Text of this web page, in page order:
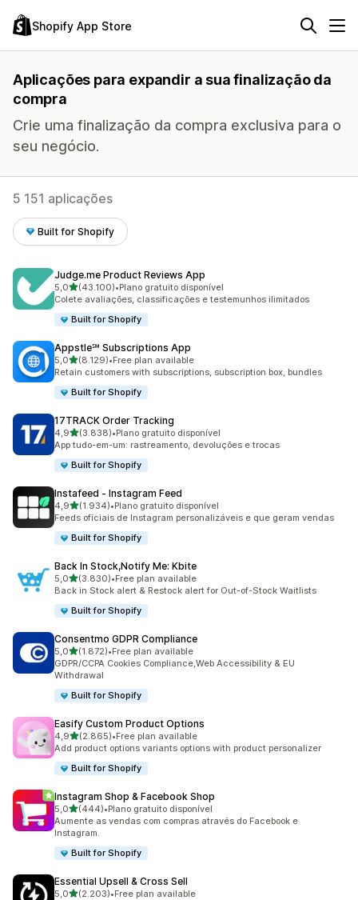
Shopify App Store
Aplicações para expandir a sua finalização da
compra
Crie uma finalização da compra exclusiva para o
seu negócio.
5 151 aplicações
Built for Shopify
Judge.me Product Reviews App
5,0de 5 estrelas
(43.100)
43100 total de avaliações
•Plano gratuito disponível
Colete avaliações, classificações e testemunhos ilimitados
Built for Shopify
Appstle℠ Subscriptions App
5,0de 5 estrelas
(8.129)
8129 total de avaliações
•Free plan available
Retain customers with subscriptions, subscription box, bundles
Built for Shopify
17TRACK Order Tracking
4,9de 5 estrelas
(3.838)
3838 total de avaliações
•Plano gratuito disponível
App tudo-em-um: rastreamento, devoluções e trocas
Built for Shopify
Instafeed ‑ Instagram Feed
4,9de 5 estrelas
(1.934)
1934 total de avaliações
•Plano gratuito disponível
Feeds oficiais de Instagram personalizáveis e que geram vendas
Built for Shopify
Back In Stock,Notify Me: Kbite
5,0de 5 estrelas
(3.830)
3830 total de avaliações
•Free plan available
Back in Stock alert & Restock alert for Out-of-Stock Waitlists
Built for Shopify
Consentmo GDPR Compliance
5,0de 5 estrelas
(1.872)
1872 total de avaliações
•Free plan available
GDPR/CCPA Cookies Compliance,Web Accessibility & EU
Withdrawal
Built for Shopify
Easify Custom Product Options
4,9de 5 estrelas
(2.865)
2865 total de avaliações
•Free plan available
Add product options variants options with product personalizer
Built for Shopify
Instagram Shop & Facebook Shop
5,0de 5 estrelas
(444)
444 total de avaliações
•Plano gratuito disponível
Aumente as vendas com compras através do Facebook e
Instagram.
Built for Shopify
Essential Upsell & Cross Sell
5,0de 5 estrelas
(2.203)•Free plan available